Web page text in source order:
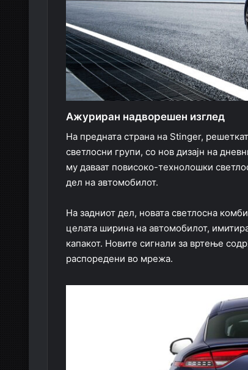
Ажуриран надворешен изглед
На предната страна на Stinger,
светлосни групи, со нов дизајн на
му даваат повисоко-технолошки
дел на автомобилот.
На задниот дел, новата светлосна
целата ширина на автомобилот,
капакот. Новите сигнали за вртење
распоредени во мрежа.